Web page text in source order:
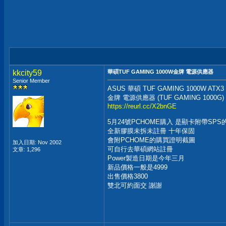
kkcity59
Senior Member
加入日期: Nov 2002
文章: 1,296
華碩TUF GAMING 1000W金牌 電源供應器
ASUS 華碩 TUF GAMING 1000W ATX3
金牌 電源供應器 (TUF GAMING 1000G)
https://reurl.cc/X2bnGE
5月24號PCHOME購入 是顯卡附帶SPS
全新膠膜未拆未註冊 十年保固
會附PCHOME的購買證明截圖
可自行去華碩網站註冊
Power製造日期是今年三月
新品價格一般是4999
出售價格3800
雙北可約面交 謝謝